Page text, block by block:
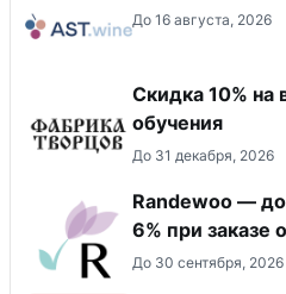
До 16 августа, 2026
Скидка 10% на
обучения
До 31 декабря, 2026
Randewoo —
6% при заказе
До 30 сентября, 2026